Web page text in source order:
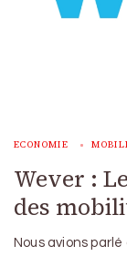
ECONOMIE
Wever :
des
Nous avions